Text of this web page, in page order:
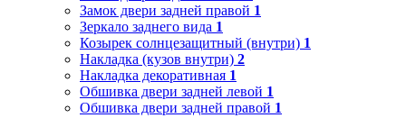
Замок двери задней правой 1
Зеркало заднего вида 1
Козырек солнцезащитный (внутри) 1
Накладка (кузов внутри) 2
Накладка декоративная 1
Обшивка двери задней левой 1
Обшивка двери задней правой 1